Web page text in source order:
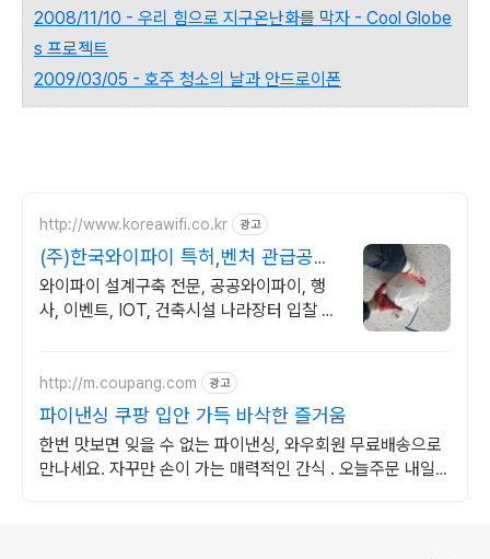
2008/11/10 - 우리 힘으로 지구온난화를 막자 - Cool Globe
s 프로젝트
2009/03/05 - 호주 청소의 날과 안드로이폰
http://www.koreawifi.co.kr 광고
(주)한국와이파이 특허,벤처 관급공사,
건설공사 가능
와이파이 설계구축 전문, 공공와이파이, 행
사, 이벤트, IOT, 건축시설 나라장터 입찰 가
http://m.coupang.com 광고
파이낸싱 쿠팡 입안 가득 바삭한 즐거움
한번 맛보면 잊을 수 없는 파이낸싱, 와우회원 무료배송으로
만나세요. 자꾸만 손이 가는 매력적인 간식 . 오늘주문 내일도